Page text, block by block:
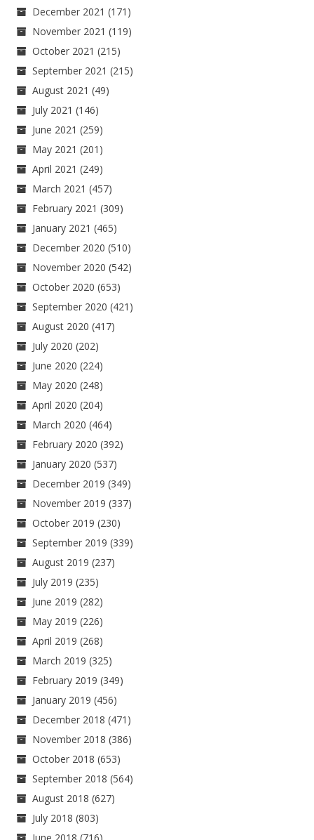
December 2021 (171)
November 2021 (119)
October 2021 (215)
September 2021 (215)
August 2021 (49)
July 2021 (146)
June 2021 (259)
May 2021 (201)
April 2021 (249)
March 2021 (457)
February 2021 (309)
January 2021 (465)
December 2020 (510)
November 2020 (542)
October 2020 (653)
September 2020 (421)
August 2020 (417)
July 2020 (202)
June 2020 (224)
May 2020 (248)
April 2020 (204)
March 2020 (464)
February 2020 (392)
January 2020 (537)
December 2019 (349)
November 2019 (337)
October 2019 (230)
September 2019 (339)
August 2019 (237)
July 2019 (235)
June 2019 (282)
May 2019 (226)
April 2019 (268)
March 2019 (325)
February 2019 (349)
January 2019 (456)
December 2018 (471)
November 2018 (386)
October 2018 (653)
September 2018 (564)
August 2018 (627)
July 2018 (803)